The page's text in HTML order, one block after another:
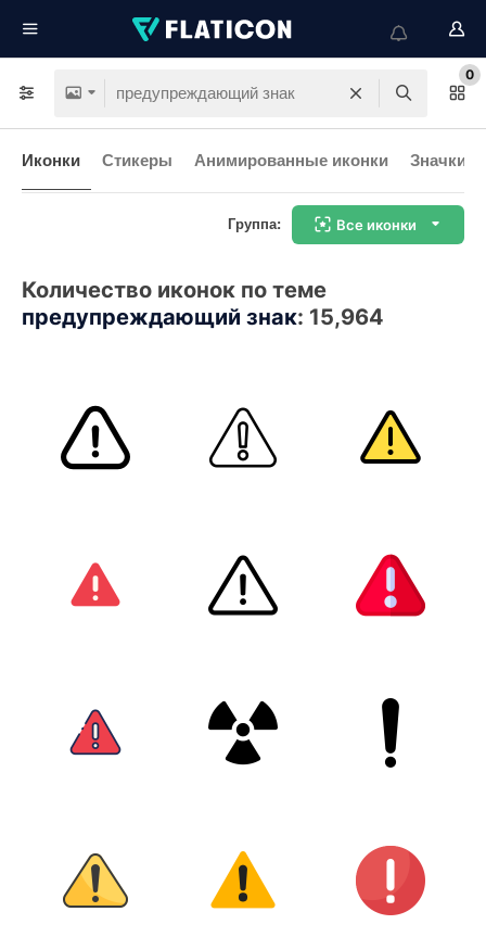
0
Иконки Стикеры Анимированные иконки Значки
Группа: Все иконки
Количество иконок по теме
предупреждающий знак: 15,964